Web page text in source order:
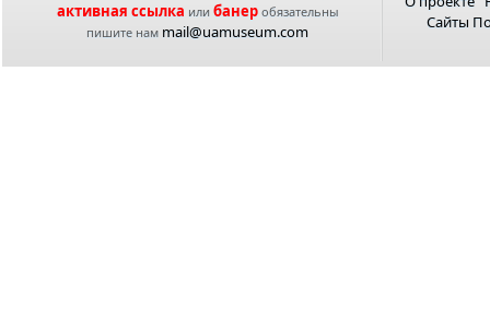
активная ссылка или банеробязательны
пишите нам mail@uamuseum.com
Сайты